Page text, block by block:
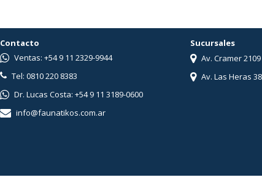
Contacto
Ventas: +54 9 11 2329-9944
Tel: 0810 220 8383
Dr. Lucas Costa: +54 9 11 3189-0600
info@faunatikos.com.ar
Sucursales
Av. Cramer 2109
Av. Las Heras